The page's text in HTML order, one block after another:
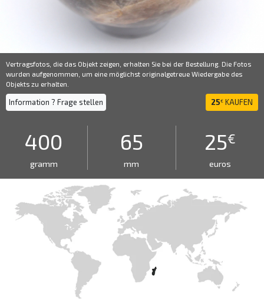
Vertragsfotos, die das Objekt zeigen, erhalten Sie bei der Bestellung. Die Fotos
wurden aufgenommen, um eine möglichst originalgetreue Wiedergabe des
Objekts zu erhalten.
Information ? Frage stellen 25€ KAUFEN
400
gramm
65
mm
25€
euros